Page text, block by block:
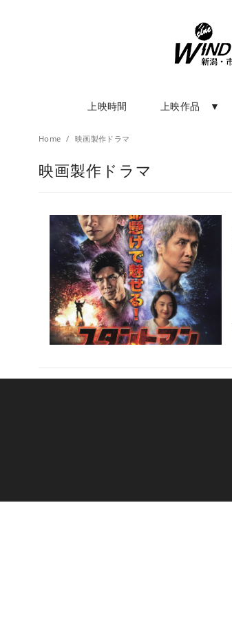
上映時間 上映作品 ▼
Home 映画製作ドラマ
映画製作ドラマ